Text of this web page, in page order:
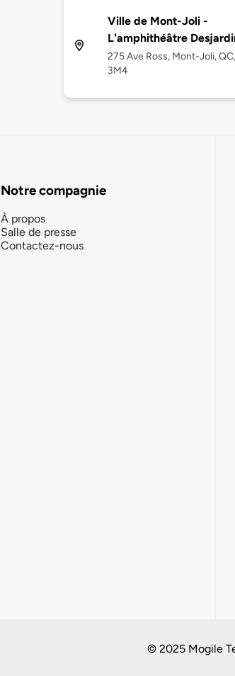
Ville de Mont-Joli -
L'amphithéâtre
275 Ave Ross, Mont-Joli,
3M4
Notre compagnie
À propos
Salle de presse
Contactez-nous
© 2025 Mogile